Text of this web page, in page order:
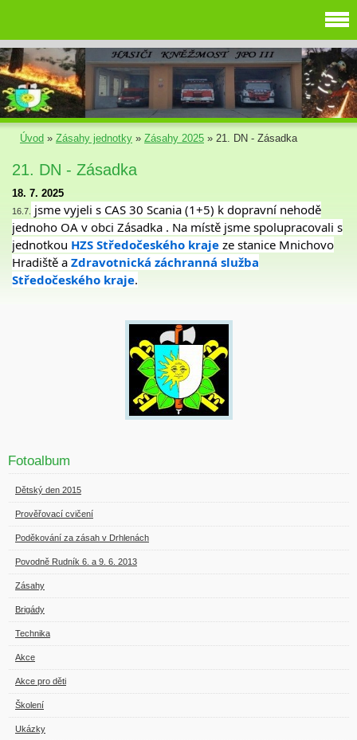
Úvod » Zásahy jednotky » Zásahy 2025 » 21. DN - Zásadka
21. DN - Zásadka
18. 7. 2025
16.7.
jsme vyjeli s CAS 30 Scania (1+5) k dopravní nehodě
jednoho OA v obci Zásadka . Na místě jsme spolupracovali s
jednotkou HZS Středočeského kraje ze stanice Mnichovo
Hradiště a Zdravotnická záchranná služba
Středočeského kraje.
Fotoalbum
Dětský den 2015
Prověřovací cvičení
Poděkování za zásah v Drhlenách
Povodně Rudník 6. a 9. 6. 2013
Zásahy
Brigády
Technika
Akce
Akce pro děti
Školení
Ukázky